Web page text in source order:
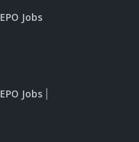
EPO Jobs
EPO Jobs